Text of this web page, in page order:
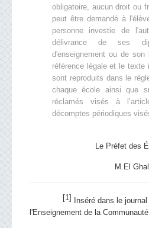
obligatoire, aucun droit ou
peut être demandé à
personne investie de
délivrance de ses
d'enseignement ou de
référence légale et le texte
sont reproduits dans le
chaque école ainsi que
réclamés visés à
décomptes périodiques
Le Préfet des
M.El
[1]
Inséré dans le
l'Enseignement de la